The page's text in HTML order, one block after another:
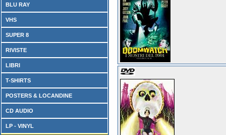
BLU RAY
VHS
SUPER 8
RIVISTE
LIBRI
T-SHIRTS
POSTERS & LOCANDINE
CD AUDIO
LP - VINYL